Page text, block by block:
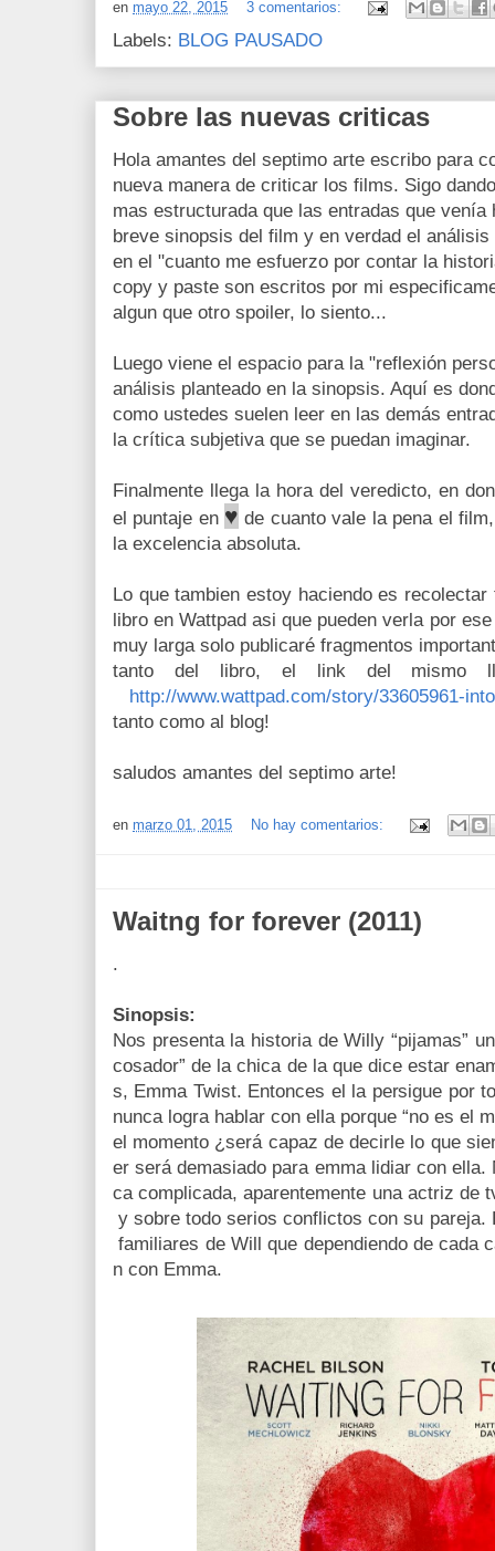
en mayo 22, 2015 3 comentarios:
Labels: BLOG PAUSADO
Sobre las nuevas criticas
Hola amantes del septimo arte escribo para
nueva manera de criticar los films. Sigo
mas estructurada que las entradas que venía
breve sinopsis del film y en verdad el
en el "cuanto me esfuerzo por contar la
copy y paste son escritos por mi
algun que otro spoiler, lo siento...
Luego viene el espacio para la "reflexión
análisis planteado en la sinopsis. Aquí es
como ustedes suelen leer en las demás
la crítica subjetiva que se puedan imaginar.
Finalmente llega la hora del veredicto, en
el puntaje en ♥ de cuanto vale la pena el
la excelencia absoluta.
Lo que tambien estoy haciendo es
libro en Wattpad asi que pueden verla por
muy larga solo publicaré fragmentos
tanto del libro, el link del mismo
http://www.wattpad.com/story/33605961-
tanto como al blog!
saludos amantes del septimo arte!
en marzo 01, 2015 No hay comentarios:
Waitng for forever (2011)
.
Sinopsis:
Nos presenta la historia de Willy “pijamas”
cosador” de la chica de la que dice estar
s, Emma Twist. Entonces el la persigue por
nunca logra hablar con ella porque “no es el
el momento ¿será capaz de decirle lo que
er será demasiado para emma lidiar con
ca complicada, aparentemente una actriz de
y sobre todo serios conflictos con su pareja.
familiares de Will que dependiendo de cada
n con Emma.